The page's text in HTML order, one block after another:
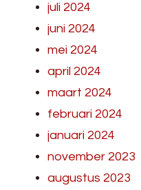
juli 2024
juni 2024
mei 2024
april 2024
maart 2024
februari 2024
januari 2024
november 2023
augustus 2023